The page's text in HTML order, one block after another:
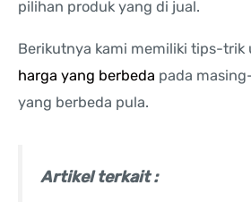
pilihan produk yang di jual.
Berikutnya kami memiliki tips-trik
harga yang berbeda pada
yang berbeda pula.
Artikel terkait :